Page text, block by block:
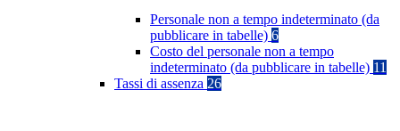
Personale non a tempo indeterminato (da
pubblicare in tabelle) 6
Costo del personale non a tempo
indeterminato (da pubblicare in tabelle) 11
Tassi di assenza 26